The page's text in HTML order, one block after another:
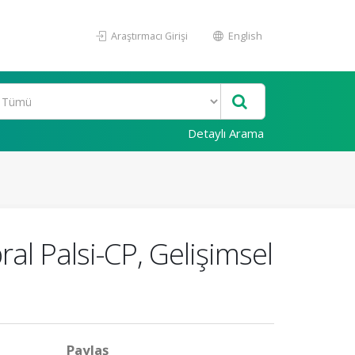
Araştırmacı Girişi English
Detaylı Arama
Palsi-CP, Gelişimsel
Paylaş